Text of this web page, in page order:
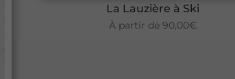
La Lauzière à Ski
À partir de90,00€